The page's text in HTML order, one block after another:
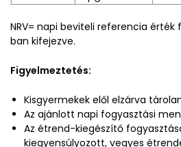
NRV= napi beviteli referencia
ban kifejezve.
Figyelmeztetés:
Kisgyermekek elől elzárva
Az ajánlott napi fogyasztási
Az étrend-kiegészítő
kiegyensúlyozott, vegyes